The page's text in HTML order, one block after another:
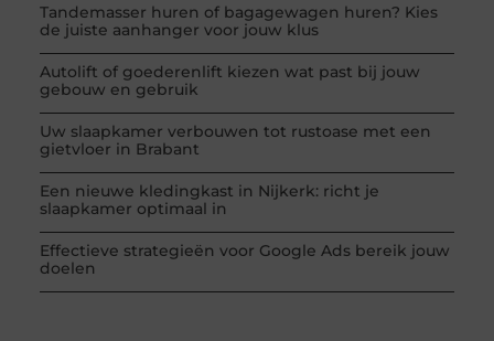
Tandemasser huren of bagagewagen huren? Kies
de juiste aanhanger voor jouw klus
Autolift of goederenlift kiezen wat past bij jouw
gebouw en gebruik
Uw slaapkamer verbouwen tot rustoase met een
gietvloer in Brabant
Een nieuwe kledingkast in Nijkerk: richt je
slaapkamer optimaal in
Effectieve strategieën voor Google Ads bereik jouw
doelen